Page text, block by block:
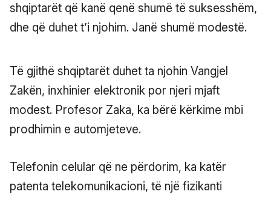
shqiptarët që kanë qenë shumë të suksesshëm,
dhe që duhet t’i njohim. Janë shumë modestë.
Të gjithë shqiptarët duhet ta njohin Vangjel
Zakën, inxhinier elektronik por njeri mjaft
modest. Profesor Zaka, ka bërë kërkime mbi
prodhimin e automjeteve.
Telefonin celular që ne përdorim, ka katër
patenta telekomunikacioni, të një fizikanti